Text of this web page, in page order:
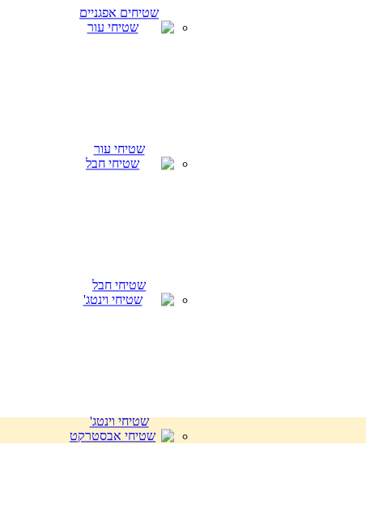
שטיחים אפגניים
שטיחי עור
שטיחי חבל
שטיחי וינטג'